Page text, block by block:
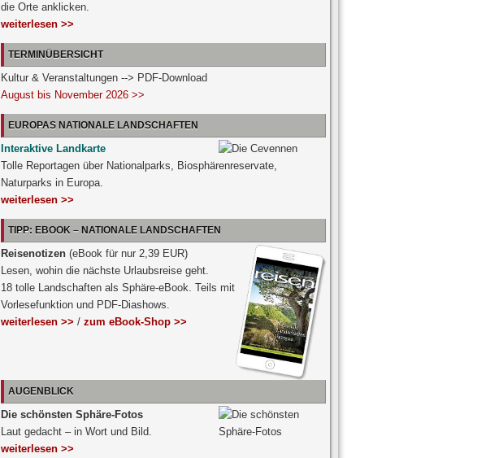
die Orte anklicken.
weiterlesen >>
TERMINÜBERSICHT
Kultur & Veranstaltungen --> PDF-Download
August bis November 2026 >>
EUROPAS NATIONALE LANDSCHAFTEN
Interaktive Landkarte
Tolle Reportagen über Nationalparks, Biosphärenreservate,
Naturparks in Europa.
weiterlesen >>
TIPP: EBOOK – NATIONALE LANDSCHAFTEN
Reisenotizen (eBook für nur 2,39 EUR)
Lesen, wohin die nächste Urlaubsreise geht.
18 tolle Landschaften als Sphäre-eBook. Teils mit
Vorlesefunktion und PDF-Diashows.
weiterlesen >> / zum eBook-Shop >>
AUGENBLICK
Die schönsten Sphäre-Fotos
Laut gedacht – in Wort und Bild.
weiterlesen >>